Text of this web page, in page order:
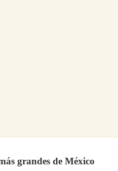
grandes de México